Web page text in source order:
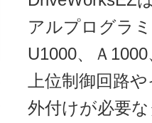
アルプログラ
U1000、Ａ
上位制御回路
外付けが必要